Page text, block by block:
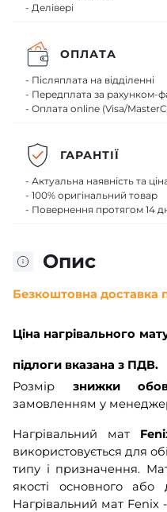
Опис
Безкоштовна доставка
Ціна нагрівального
підлоги вказана з ПДВ.
Розмір знижки
замовленням у
Нагрівальний мат
використовується для
типу і призначення.
якості основного або
Нагрівальний мат Fenix
- Делівері
ОПЛАТА
- Післяплата на відділенні
- Передплата за рахунком-
- Оплата online (Visa/
ГАРАНТІЇ
- Актуальна наявність та
- 100% оригінальний товар
- Повернення протягом 14